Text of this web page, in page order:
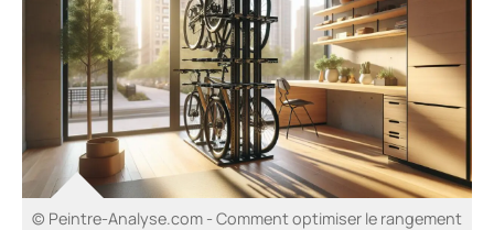
© Peintre-Analyse.com - Comment optimiser le rangement